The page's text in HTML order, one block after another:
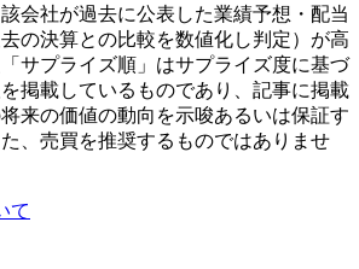
会社が過去に公表した業績予想・配当
の決算との比較を数値化し判定）が高
サプライズ順」はサプライズ度に基づ
掲載しているものであり、記事に掲載
来の価値の動向を示唆あるいは保証す
、売買を推奨するものではありませ
て